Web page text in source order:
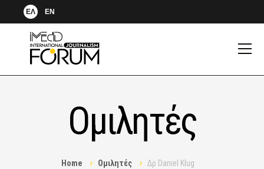
ΕΛ EN
Ομιλητές
Home Ομιλητές Δρ Daniel Klug